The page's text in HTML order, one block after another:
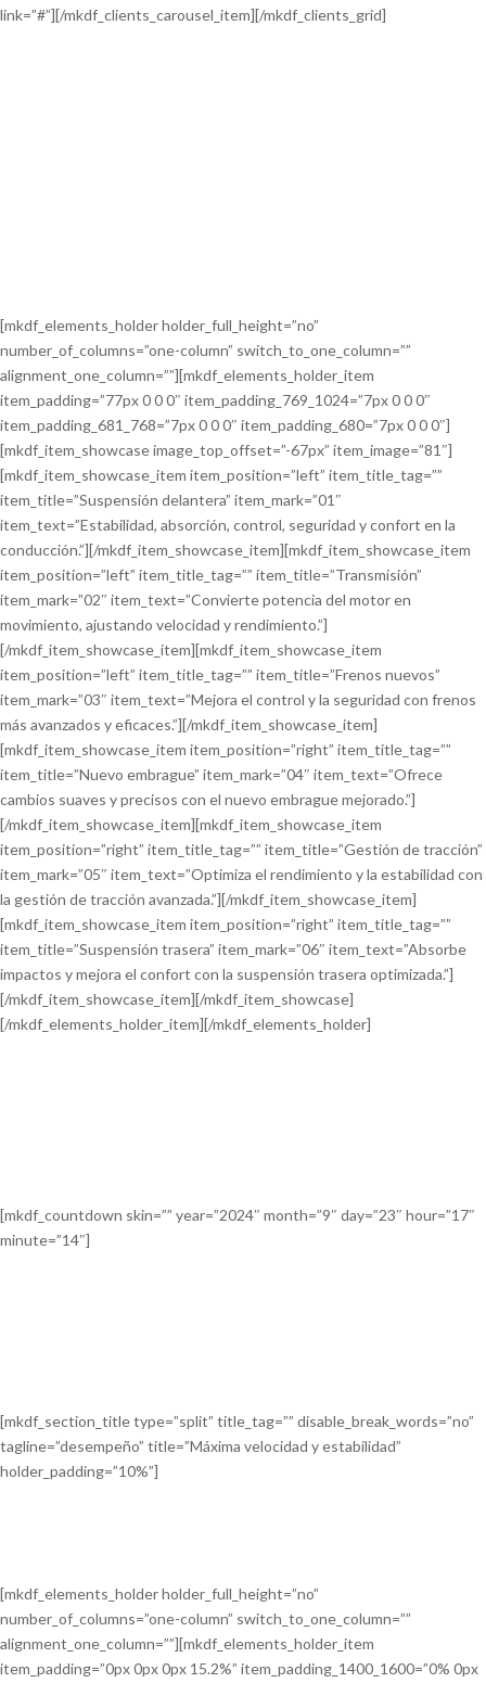
link=”#”][/mkdf_clients_carousel_item][/mkdf_clients_grid]
[mkdf_elements_holder holder_full_height=”no”
number_of_columns=”one-column” switch_to_one_column=””
alignment_one_column=””][mkdf_elements_holder_item
item_padding=”77px 0 0 0″ item_padding_769_1024=”7px 0 0 0″
item_padding_681_768=”7px 0 0 0″ item_padding_680=”7px 0 0 0″]
[mkdf_item_showcase image_top_offset=”-67px” item_image=”81″]
[mkdf_item_showcase_item item_position=”left” item_title_tag=””
item_title=”Suspensión delantera” item_mark=”01″
item_text=”Estabilidad, absorción, control, seguridad y confort en la
conducción.”][/mkdf_item_showcase_item][mkdf_item_showcase_item
item_position=”left” item_title_tag=”” item_title=”Transmisión”
item_mark=”02″ item_text=”Convierte potencia del motor en
movimiento, ajustando velocidad y rendimiento.”]
[/mkdf_item_showcase_item][mkdf_item_showcase_item
item_position=”left” item_title_tag=”” item_title=”Frenos nuevos”
item_mark=”03″ item_text=”Mejora el control y la seguridad con frenos
más avanzados y eficaces.”][/mkdf_item_showcase_item]
[mkdf_item_showcase_item item_position=”right” item_title_tag=””
item_title=”Nuevo embrague” item_mark=”04″ item_text=”Ofrece
cambios suaves y precisos con el nuevo embrague mejorado.”]
[/mkdf_item_showcase_item][mkdf_item_showcase_item
item_position=”right” item_title_tag=”” item_title=”Gestión de tracción”
item_mark=”05″ item_text=”Optimiza el rendimiento y la estabilidad con
la gestión de tracción avanzada.”][/mkdf_item_showcase_item]
[mkdf_item_showcase_item item_position=”right” item_title_tag=””
item_title=”Suspensión trasera” item_mark=”06″ item_text=”Absorbe
impactos y mejora el confort con la suspensión trasera optimizada.”]
[/mkdf_item_showcase_item][/mkdf_item_showcase]
[/mkdf_elements_holder_item][/mkdf_elements_holder]
[mkdf_countdown skin=”” year=”2024″ month=”9″ day=”23″ hour=”17″
minute=”14″]
[mkdf_section_title type=”split” title_tag=”” disable_break_words=”no”
tagline=”desempeño” title=”Máxima velocidad y estabilidad”
holder_padding=”10%”]
[mkdf_elements_holder holder_full_height=”no”
number_of_columns=”one-column” switch_to_one_column=””
alignment_one_column=””][mkdf_elements_holder_item
item_padding=”0px 0px 0px 15.2%” item_padding_1400_1600=”0% 0px